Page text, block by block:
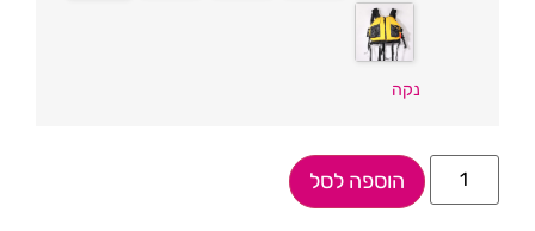
נקה
הוספה לסל